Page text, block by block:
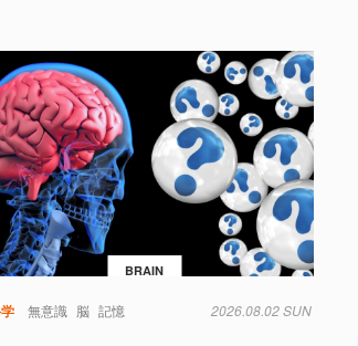
BRAIN
無意識 脳 記憶 2026.08.02 SUN